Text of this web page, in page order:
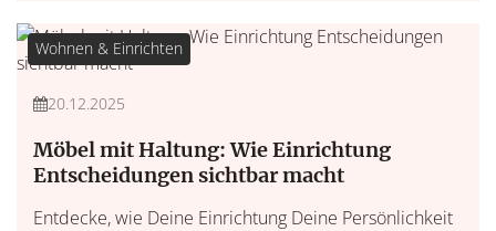
Wohnen & Einrichten
20.12.2025
Möbel mit Haltung: Wie Einrichtung
Entscheidungen sichtbar macht
Entdecke, wie Deine Einrichtung Deine Persönlichkeit